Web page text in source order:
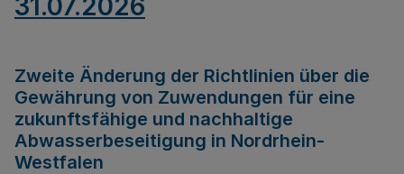
31.07.2026
Zweite Änderung der Richtlinien über die
Gewährung von Zuwendungen für eine
zukunftsfähige und nachhaltige
Abwasserbeseitigung in Nordrhein-
Westfalen